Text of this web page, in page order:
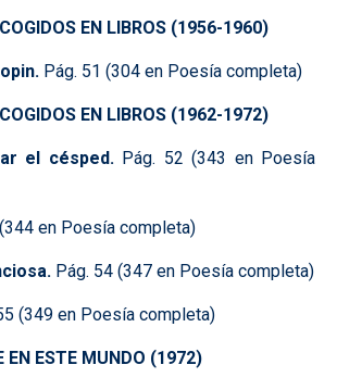
EN LIBROS (1956-1960)
Pág. 51 (304 en Poesía completa)
EN LIBROS (1962-1972)
el césped.Pág. 52 (343 en Poesía
en Poesía completa)
Pág. 54 (347 en Poesía completa)
(349 en Poesía completa)
EN ESTE MUNDO (1972)